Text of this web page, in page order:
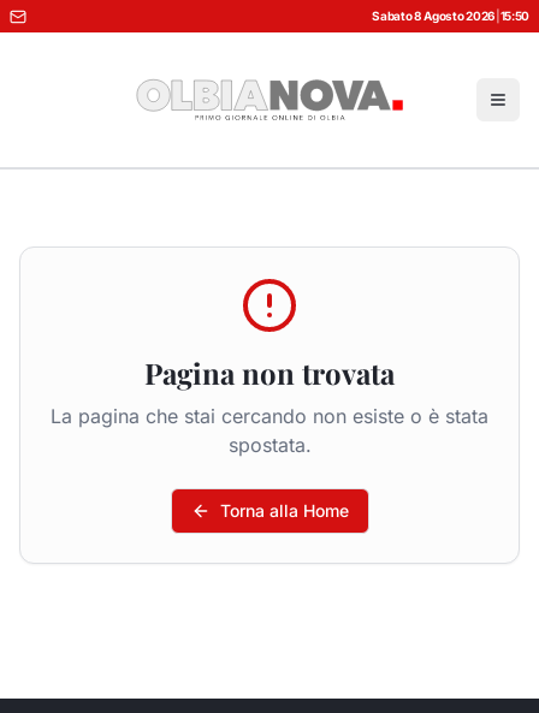
Sabato 8 Agosto 2026 15:50
Pagina non trovata
La pagina che stai cercando non esiste o è stata
spostata.
Torna alla Home